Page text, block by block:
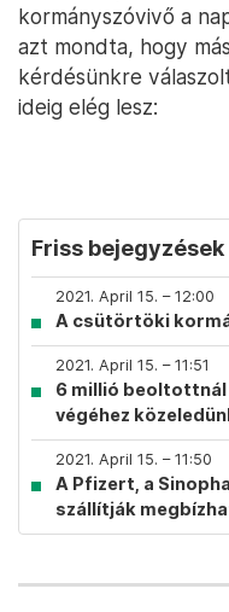
kormányszóvivő a
azt mondta, hogy
kérdésünkre
ideig elég lesz:
Friss bejegyzések
2021. April 15. – 12:00
A csütörtöki
2021. April 15. – 11:51
6 millió beoltottnál
végéhez
2021. April 15. – 11:50
A Pfizert, a
szállítják